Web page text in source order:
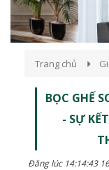
Trang chủ
BỌC GHẾ
- SỰ
Đăng lúc 14:14:43